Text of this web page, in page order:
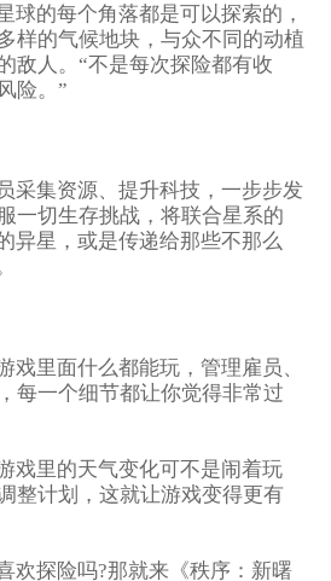
球的每个角落都是可以探索的，
样的气候地块，与众不同的动植
敌人。“不是每次探险都有收
险。”
采集资源、提升科技，一步步发
一切生存挑战，将联合星系的
异星，或是传递给那些不那么
戏里面什么都能玩，管理雇员、
每一个细节都让你觉得非常过
戏里的天气变化可不是闹着玩
整计划，这就让游戏变得更有
欢探险吗?那就来《秩序：新曙